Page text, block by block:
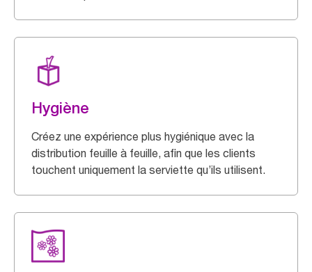
Hygiène
Créez une expérience plus hygiénique avec la
distribution feuille à feuille, afin que les clients
touchent uniquement la serviette qu’ils utilisent.